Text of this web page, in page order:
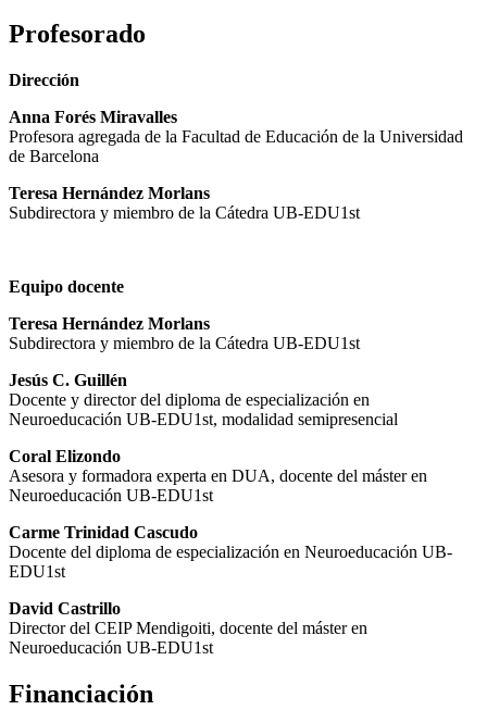
Profesorado
Dirección
Anna Forés Miravalles
Profesora agregada de la Facultad de Educación de la Universidad
de Barcelona
Teresa Hernández Morlans
Subdirectora y miembro de la Cátedra UB-EDU1st
Equipo docente
Teresa Hernández Morlans
Subdirectora y miembro de la Cátedra UB-EDU1st
Jesús C. Guillén
Docente y director del diploma de especialización en
Neuroeducación UB-EDU1st, modalidad semipresencial
Coral Elizondo
Asesora y formadora experta en DUA, docente del máster en
Neuroeducación UB-EDU1st
Carme Trinidad Cascudo
Docente del diploma de especialización en Neuroeducación UB-
EDU1st
David Castrillo
Director del CEIP Mendigoiti, docente del máster en
Neuroeducación UB-EDU1st
Financiación